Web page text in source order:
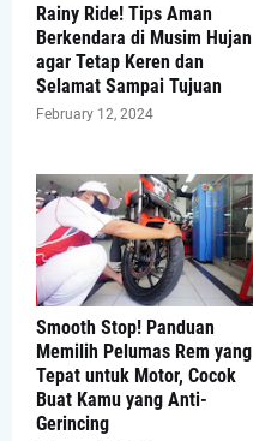
Rainy Ride! Tips Aman
Berkendara di Musim Hujan
agar Tetap Keren dan
Selamat Sampai Tujuan
February 12, 2024
Smooth Stop! Panduan
Memilih Pelumas Rem yang
Tepat untuk Motor, Cocok
Buat Kamu yang Anti-
Gerincing